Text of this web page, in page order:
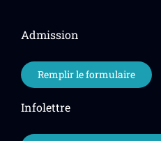
Admission
Remplir le formulaire
Infolettre